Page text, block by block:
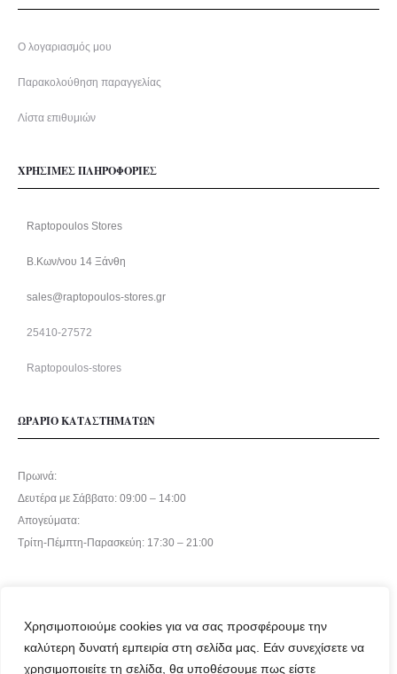
Χρησιμοποιούμε cookies για να σας προσφέρουμε την
καλύτερη δυνατή εμπειρία στη σελίδα μας. Εάν συνεχίσετε να
χρησιμοποιείτε τη σελίδα, θα υποθέσουμε πως είστε
Ο λογαριασμός μου
Παρακολούθηση παραγγελίας
Λίστα επιθυμιών
ΧΡΗΣΙΜΕΣ ΠΛΗΡΟΦΟΡΙΕΣ
Raptopoulos Stores
Β.Κων/νου 14 Ξάνθη
sales@raptopoulos-stores.gr
25410-27572
Raptopoulos-stores
ΩΡΑΡΙΟ ΚΑΤΑΣΤΗΜΑΤΩΝ
Πρωινά:
Δευτέρα με Σάββατο: 09:00 – 14:00
Απογεύματα:
Τρίτη-Πέμπτη-Παρασκεύη: 17:30 – 21:00